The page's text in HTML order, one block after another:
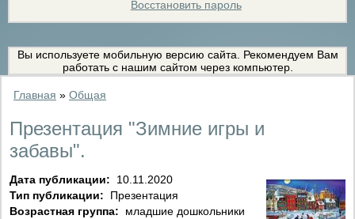
Восстановить пароль
Вы используете мобильную версию сайта. Рекомендуем Вам
работать с нашим сайтом через компьютер.
Главная » Общая
Презентация "Зимние игры и
забавы".
Дата публикации:
10.11.2020
Тип публикации:
Презентация
Возрастная группа:
младшие дошкольники